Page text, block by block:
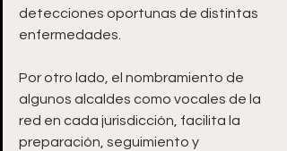
detecciones oportunas de distintas
enfermedades.
Por otro lado, el nombramiento de
algunos alcaldes como vocales de la
red en cada jurisdicción, facilita la
preparación, seguimiento y